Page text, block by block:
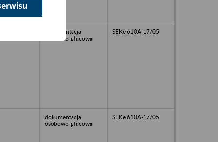
dokumentacja
osobowo-płacowa
SEKe 610A-17/05
dokumentacja
osobowo-płacowa
SEKe 610A-17/05